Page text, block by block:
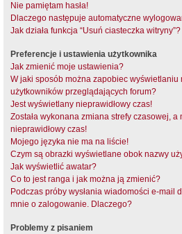
Nie pamiętam hasła!
Dlaczego następuje automatyczne
Jak działa funkcja “Usuń ciasteczka witryny”?
Preferencje i ustawienia użytkownika
Jak zmienić moje ustawienia?
W jaki sposób można zapobiec wyświetlaniu
użytkowników przeglądających forum?
Jest wyświetlany nieprawidłowy czas!
Została wykonana zmiana strefy czasowej,
nieprawidłowy czas!
Mojego języka nie ma na liście!
Czym są obrazki wyświetlane obok nazwy
Jak wyświetlić awatar?
Co to jest ranga i jak można ją zmienić?
Podczas próby wysłania wiadomości e-mail
mnie o zalogowanie. Dlaczego?
Problemy z pisaniem